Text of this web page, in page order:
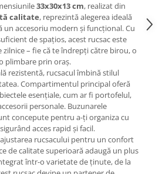
33x30x13 cm, realizat din
calitate, reprezintă alegerea ideală
un accesoriu modern și funcțional. Cu
de spațios, acest rucsac este
– fie că te îndrepți către birou, o
plimbare prin oraș.
rezistentă, rucsacul îmbină stilul
Compartimentul principal oferă
esențiale, cum ar fi portofelul,
personale. Buzunarele
concepute pentru a-ți organiza cu
acces rapid și facil.
rucsacului pentru un confort
de calitate superioară adaugă un plus
într-o varietate de ținute, de la